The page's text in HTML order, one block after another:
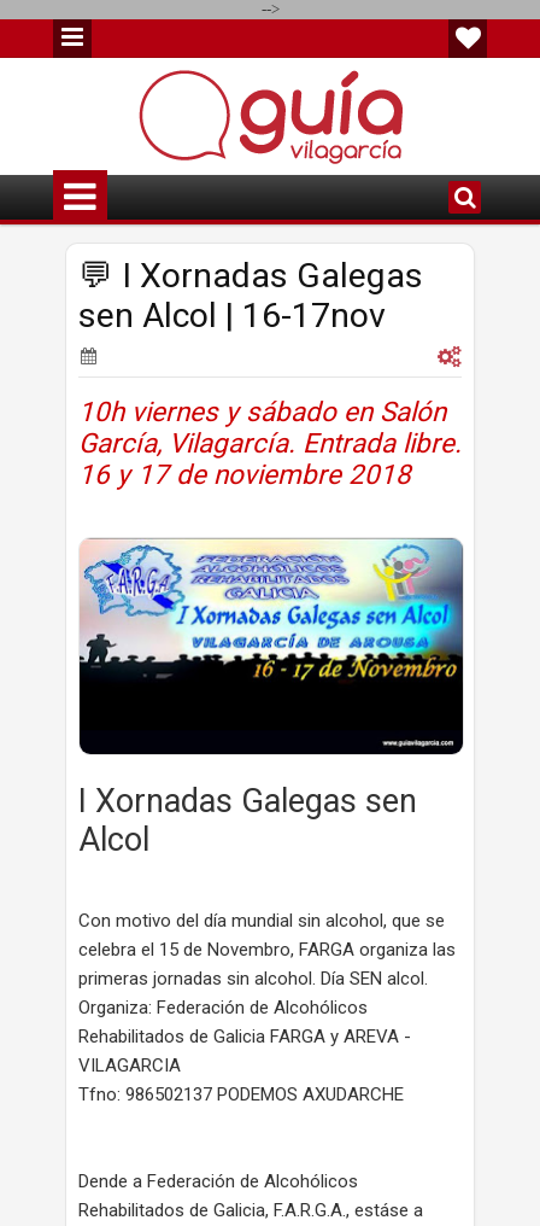
-->
💬 I Xornadas Galegas
sen Alcol | 16-17nov
10h viernes y sábado en Salón
García, Vilagarcía. Entrada libre.
16 y 17 de noviembre 2018
I Xornadas Galegas sen
Alcol
Con motivo del día mundial sin alcohol, que se
celebra el 15 de Novembro, FARGA organiza las
primeras jornadas sin alcohol. Día SEN alcol.
Organiza: Federación de Alcohólicos
Rehabilitados de Galicia FARGA y AREVA -
VILAGARCIA
Tfno: 986502137 PODEMOS AXUDARCHE
Dende a Federación de Alcohólicos
Rehabilitados de Galicia, F.A.R.G.A., estáse a